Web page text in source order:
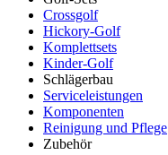
Crossgolf
Hickory-Golf
Komplettsets
Kinder-Golf
Schlägerbau
Serviceleistungen
Komponenten
Reinigung und Pflege
Zubehör